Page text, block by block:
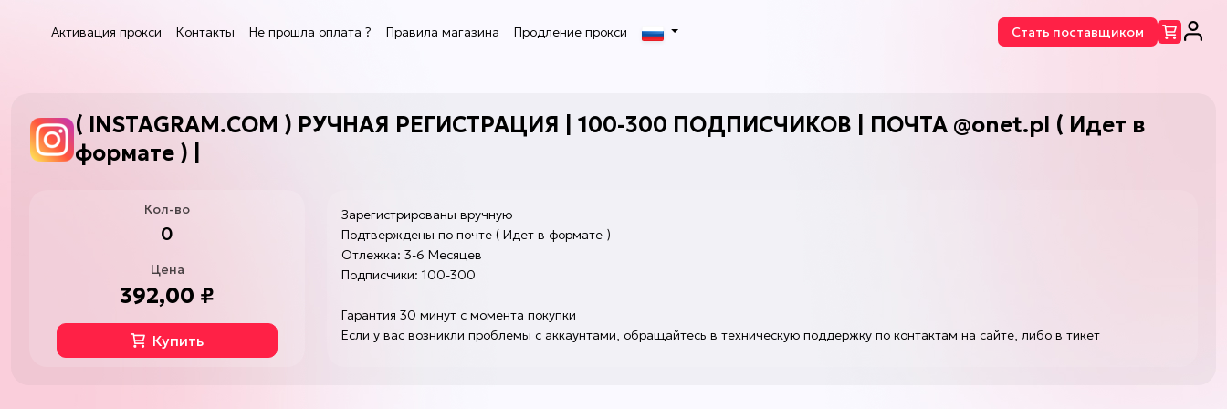
×
2. Статусы VIP/Продавец/Premium/Seller на популярных форумах:
×
Гарантия на аккаунты указана в описании, по истечению данного времени
товар замене не подлежит.
2 Гарантия распространяется на проверку валидности аккаунта, так же
соответствия описания товара.
После смены пароля - аккаунты замене не подлежат.
Активация прокси Контакты Не прошла оплата ? Правила магазина Продление прокси Стать поставщиком
( INSTAGRAM.COM ) РУЧНАЯ РЕГИСТРАЦИЯ | 100-300 ПОДПИСЧИКОВ | ПОЧТА @onet.pl ( Идет в
формате ) |
Кол-во
0
Цена
392,00 ₽
Купить
Зарегистрированы вручную
Подтверждены по почте ( Идет в формате )
Отлежка: 3-6 Месяцев
Подписчики: 100-300
Гарантия 30 минут с момента покупки
Если у вас возникли проблемы с аккаунтами, обращайтесь в техническую поддержку по контактам на сайте, либо в тикет